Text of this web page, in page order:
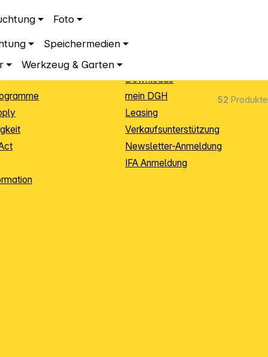
Foto
Speichermedien
Werkzeug & Garten
52 Produkte
Sendungsverfolgung
Downloads
mein DGH
Leasing
Verkaufsunterstützung
Newsletter-Anmeldung
IFA Anmeldung